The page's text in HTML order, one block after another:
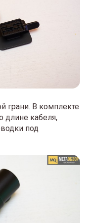
грани. В комплекте
длине кабеля,
под